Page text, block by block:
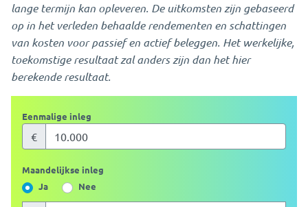
lange termijn kan opleveren. De uitkomsten zijn gebaseerd
op in het verleden behaalde rendementen en schattingen
van kosten voor passief en actief beleggen. Het werkelijke,
toekomstige resultaat zal anders zijn dan het hier
berekende resultaat.
Eenmalige inleg
€
Maandelijkse inleg
Ja
Nee